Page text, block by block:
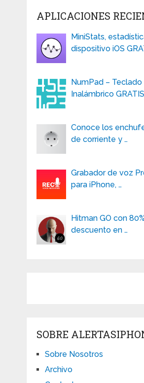
APLICACIONES
MiniStats,
dispositivo iOS
NumPad –
Inalámbrico
Conoce los
de corriente y …
Grabador de voz
para iPhone, …
Hitman GO con
descuento en …
SOBRE
Sobre Nosotros
Archivo